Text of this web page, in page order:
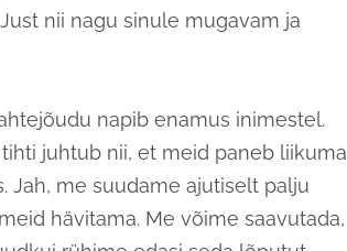
nii nagu sinule mugavam ja
napib enamus inimestel.
juhtub nii, et meid paneb liikuma
Jah, me suudame ajutiselt palju
hävitama. Me võime saavutada,